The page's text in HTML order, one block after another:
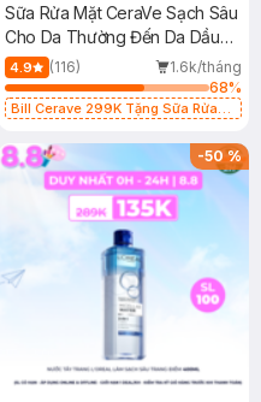
Sữa Rửa Mặt CeraVe Sạch Sâu
Cho Da Thường Đến Da Dầu
473ml
4.9 (116)
1.6k/tháng
68%
Bill Cerave 299K Tặng Sữa Rửa
-50%